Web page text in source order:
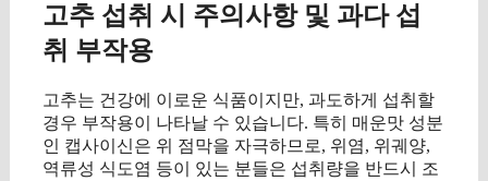
고추 섭취 시 주의사항 및 과다 섭
취 부작용
고추는 건강에 이로운 식품이지만, 과도하게 섭취할
경우 부작용이 나타날 수 있습니다. 특히 매운맛 성분
인 캡사이신은 위 점막을 자극하므로, 위염, 위궤양,
역류성 식도염 등이 있는 분들은 섭취량을 반드시 조